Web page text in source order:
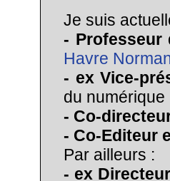
Je suis
- Professeur
Havre
- ex Vice-
du numérique
- Co-
- Co-Editeur
Par ailleurs :
- ex Directeur